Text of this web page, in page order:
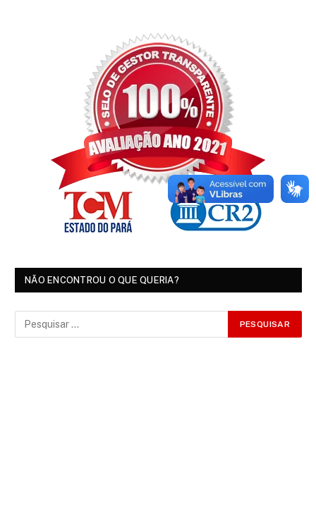
NÃO ENCONTROU O QUE QUERIA?